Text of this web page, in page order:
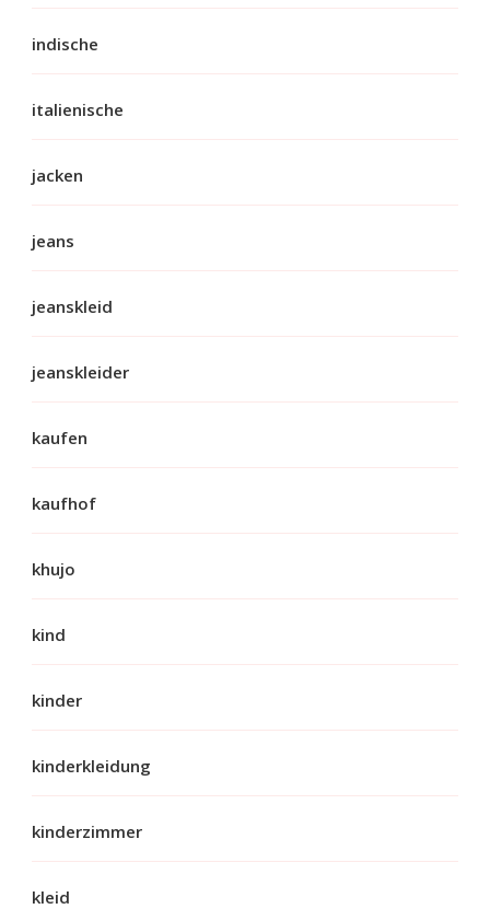
indische
italienische
jacken
jeans
jeanskleid
jeanskleider
kaufen
kaufhof
khujo
kind
kinder
kinderkleidung
kinderzimmer
kleid